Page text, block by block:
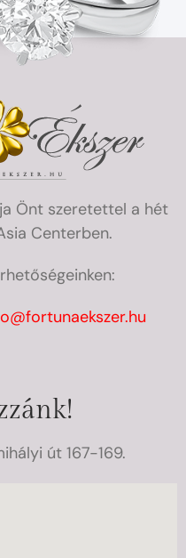
Önt szeretettel a hét
Centerben.
út 167-169.